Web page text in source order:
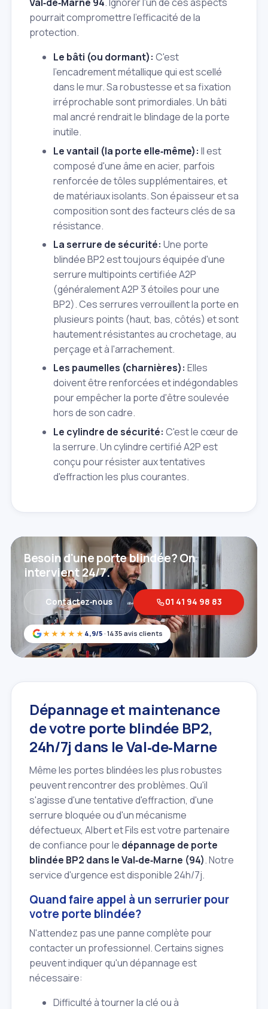
Val‑de‑Marne 94. Ignorer l'un de ces aspects
pourrait compromettre l'efficacité de la
protection.
Le bâti (ou dormant): C'est
l'encadrement métallique qui est scellé
dans le mur. Sa robustesse et sa fixation
irréprochable sont primordiales. Un bâti
mal ancré rendrait le blindage de la porte
inutile.
Le vantail (la porte elle‑même): Il est
composé d'une âme en acier, parfois
renforcée de tôles supplémentaires, et
de matériaux isolants. Son épaisseur et sa
composition sont des facteurs clés de sa
résistance.
La serrure de sécurité: Une porte
blindée BP2 est toujours équipée d'une
serrure multipoints certifiée A2P
(généralement A2P 3 étoiles pour une
BP2). Ces serrures verrouillent la porte en
plusieurs points (haut, bas, côtés) et sont
hautement résistantes au crochetage, au
perçage et à l'arrachement.
Les paumelles (charnières): Elles
doivent être renforcées et indégondables
pour empêcher la porte d'être soulevée
hors de son cadre.
Le cylindre de sécurité: C'est le cœur de
la serrure. Un cylindre certifié A2P est
conçu pour résister aux tentatives
d'effraction les plus courantes.
★★★★★ 4,9/5 · 1435 avis clients
Besoin d'une porte blindée? On
intervient 24/7.
Contactez‑nous 01 41 94 98 83
Dépannage et maintenance
de votre porte blindée BP2,
24h/7j dans le Val‑de‑Marne
Même les portes blindées les plus robustes
peuvent rencontrer des problèmes. Qu'il
s'agisse d'une tentative d'effraction, d'une
serrure bloquée ou d'un mécanisme
défectueux, Albert et Fils est votre partenaire
de confiance pour le dépannage de porte
blindée BP2 dans le Val‑de‑Marne (94). Notre
service d'urgence est disponible 24h/7j.
Quand faire appel à un serrurier pour
votre porte blindée?
N'attendez pas une panne complète pour
contacter un professionnel. Certains signes
peuvent indiquer qu'un dépannage est
nécessaire:
Difficulté à tourner la clé ou à